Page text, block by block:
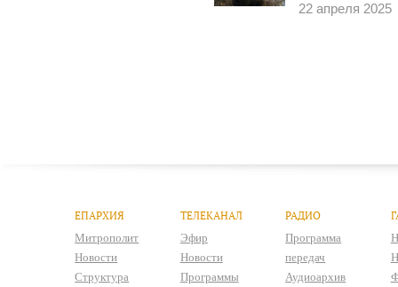
22 апреля 2025
ЕПАРХИЯ
Митрополит
Новости
Структура
ТЕЛЕКАНАЛ
Эфир
Новости
Программы
РАДИО
Программа
передач
Аудиоархив